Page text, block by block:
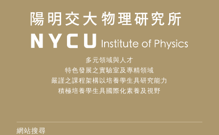
多元領域與人才
特色發展之實驗室及專精領域
嚴謹之課程架構以培養學生具研究能力
積極培養學生具國際化素養及視野
網站搜尋